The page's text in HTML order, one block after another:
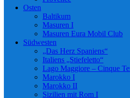
Osten
Baltikum
Masuren I
Masuren Eura Mobil Club
Südwesten
„Das Herz Spaniens“
Italiens „Stiefeletto“
Lago Maggiore – Cinque
Marokko I
Marokko II
Sizilien mit Rom I